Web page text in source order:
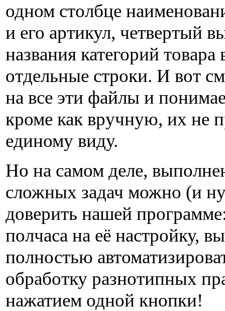
одном столбце
и его артикул, четвертый
названия категорий товара
отдельные строки. И вот
на все эти файлы и
кроме как вручную, их не
единому виду.
Но на самом деле,
сложных задач можно (и
доверить нашей
полчаса на её настройку,
полностью
обработку разнотипных
нажатием одной кнопки!